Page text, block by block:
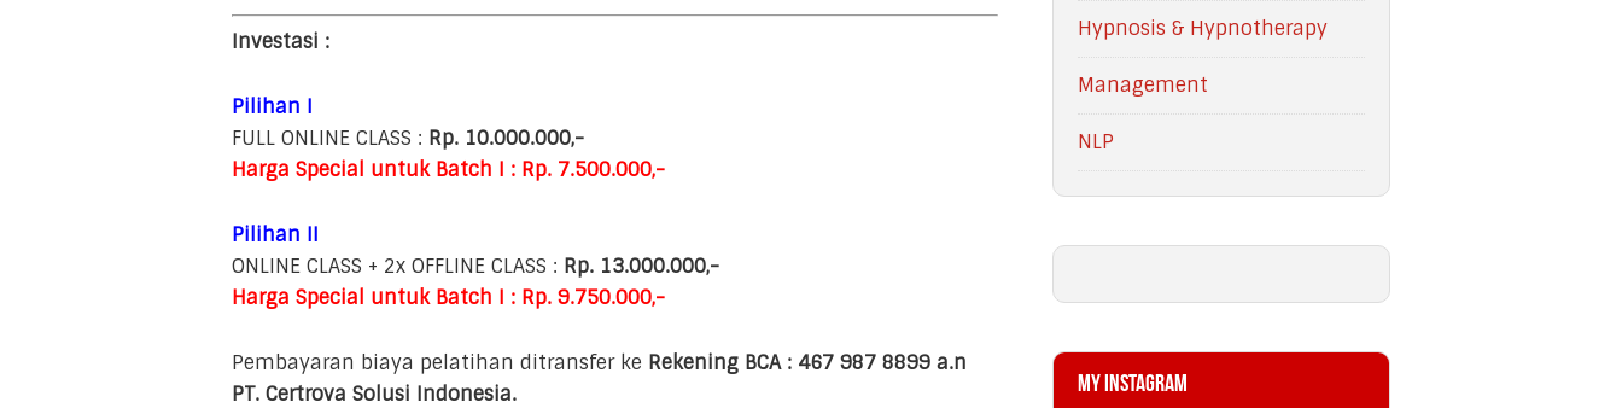
Investasi :
Pilihan I
FULL ONLINE CLASS : Rp. 10.000.000,-
Harga Special untuk Batch I : Rp. 7.500.000,-
Pilihan II
ONLINE CLASS + 2x OFFLINE CLASS : Rp. 13.000.000,-
Harga Special untuk Batch I : Rp. 9.750.000,-
Pembayaran biaya pelatihan ditransfer ke Rekening BCA : 467 987 8899 a.n
PT. Certrova Solusi Indonesia.
Hypnosis & Hypnotherapy
Management
NLP
My Instagram